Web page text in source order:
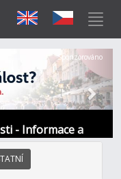
- Informace a
Další
Sponzorováno